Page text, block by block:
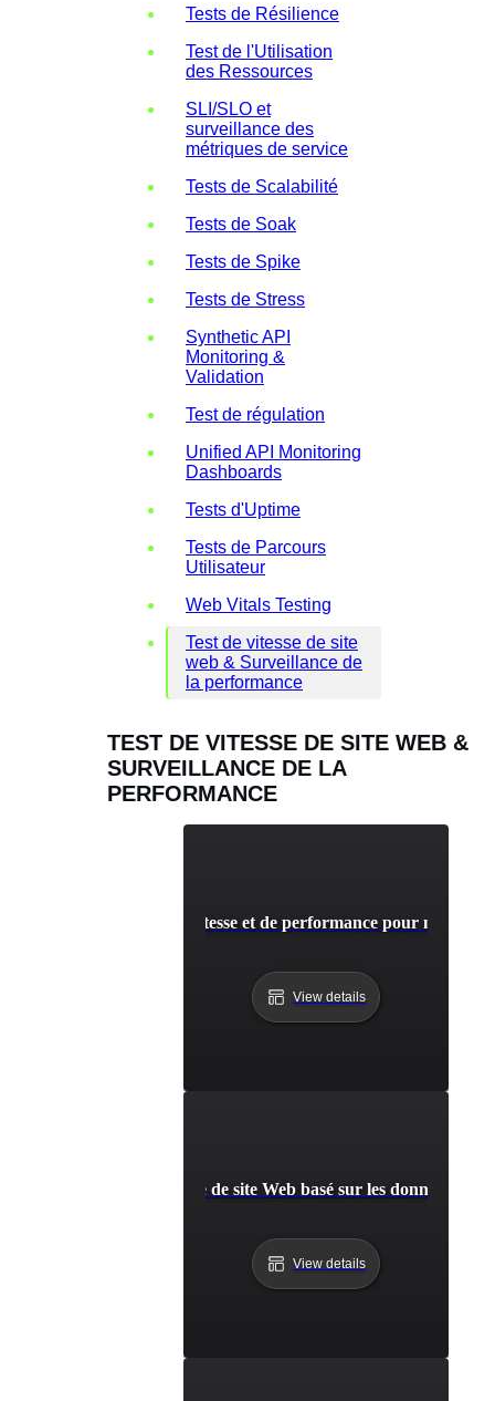
Tests de Résilience
Test de l'Utilisation
des Ressources
SLI/SLO et
surveillance des
métriques de service
Tests de Scalabilité
Tests de Soak
Tests de Spike
Tests de Stress
Synthetic API
Monitoring &
Validation
Test de régulation
Unified API Monitoring
Dashboards
Tests d'Uptime
Tests de Parcours
Utilisateur
Web Vitals Testing
Test de vitesse de site
web & Surveillance de
la performance
TEST DE VITESSE DE SITE WEB &
SURVEILLANCE DE LA
PERFORMANCE
Adalo: Test de vitesse et de performance pour mobile et
View details
Modèle de test de vitesse de site Web basé sur les données et
View details